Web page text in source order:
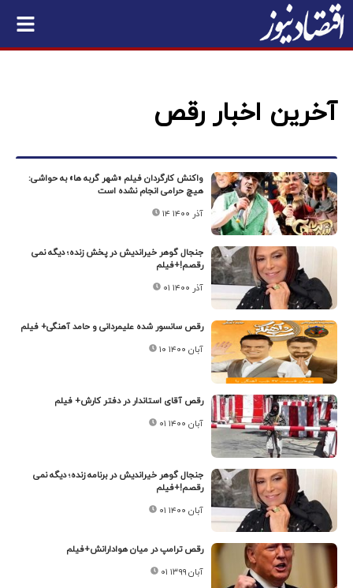
آخرین اخبار رقص
واکنش کارگردان فیلم «شهر گربه ها» به حواشی:
هیچ حرامی انجام نشده است
۱۴ آذر ۱۴۰۰
جنجال گوهر خیراندیش در پخش زنده؛ دیگه نمی
رقصم!+فیلم
۰۱ آذر ۱۴۰۰
رقص سانسور شده علیمردانی و حامد آهنگی+ فیلم
۱۰ آبان ۱۴۰۰
رقص آقای استاندار در دفتر کارش+ فیلم
۰۱ آبان ۱۴۰۰
جنجال گوهر خیراندیش در برنامه زنده؛ دیگه نمی
رقصم!+فیلم
۰۱ آبان ۱۴۰۰
رقص ترامپ در میان هوادارانش+فیلم
۰۱ آبان ۱۳۹۹